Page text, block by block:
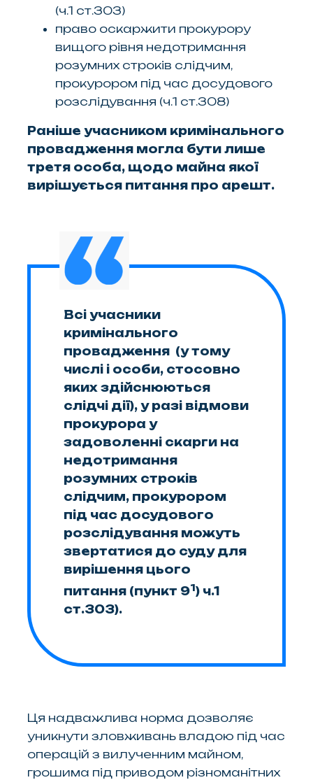
(ч.1 ст.303)
право оскаржити прокурору
вищого рівня недотримання
розумних строків слідчим,
прокурором під час досудового
розслідування (ч.1 ст.308)
Раніше учасником кримінального
провадження могла бути лише
третя особа, щодо майна якої
вирішується питання про арешт.
Всі учасники
кримінального
провадження (у тому
числі і особи, стосовно
яких здійснюються
слідчі дії), у разі відмови
прокурора у
задоволенні скарги на
недотримання
розумних строків
слідчим, прокурором
під час досудового
розслідування можуть
звертатися до суду для
вирішення цього
питання (пункт 91) ч.1
ст.303).
Ця надважлива норма дозволяє
уникнути зловживань владою під час
операцій з вилученним майном,
грошима під приводом різноманітних